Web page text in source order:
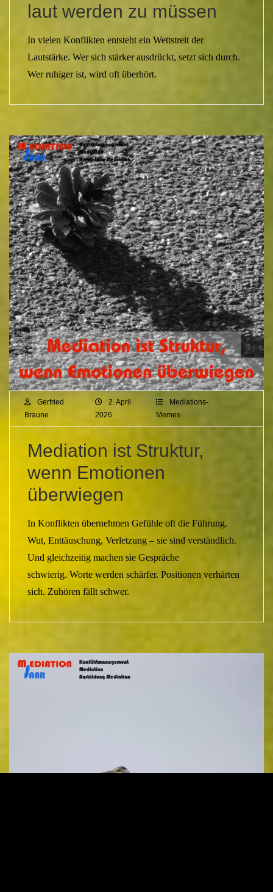
laut werden zu müssen
In vielen Konflikten entsteht ein Wettstreit der
Lautstärke. Wer sich stärker ausdrückt, setzt sich durch.
Wer ruhiger ist, wird oft überhört.
Gerfried
Braune
2. April
2026
Mediations-
Memes
Mediation ist Struktur,
wenn Emotionen
überwiegen
In Konflikten übernehmen Gefühle oft die Führung.
Wut, Enttäuschung, Verletzung – sie sind verständlich.
Und gleichzeitig machen sie Gespräche
schwierig. Worte werden schärfer. Positionen verhärten
sich. Zuhören fällt schwer.